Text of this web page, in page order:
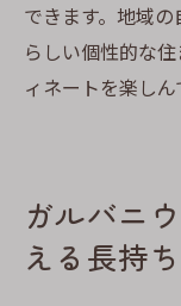
できます。地域
らしい個性的な
ィネートを楽しん
ガルバニ
える長持